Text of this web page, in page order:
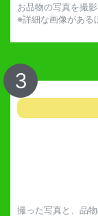
お品物の写真を撮影
※詳細な画像がある
3
撮った写真と、品